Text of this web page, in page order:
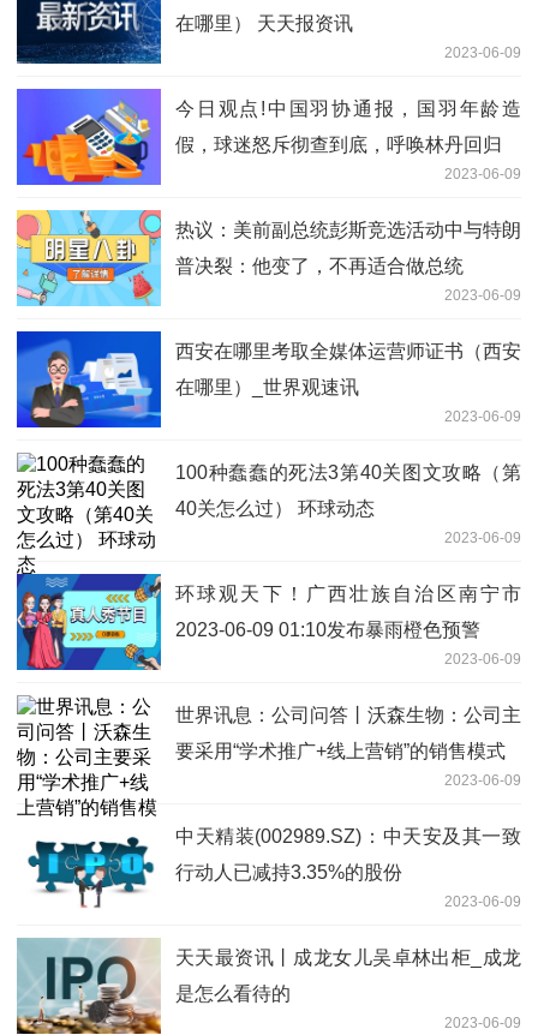
在哪里） 天天报资讯
2023-06-09
今日观点!中国羽协通报，国羽年龄造
假，球迷怒斥彻查到底，呼唤林丹回归
2023-06-09
热议：美前副总统彭斯竞选活动中与特朗
普决裂：他变了，不再适合做总统
2023-06-09
西安在哪里考取全媒体运营师证书（西安
在哪里）_世界观速讯
2023-06-09
100种蠢蠢的死法3第40关图文攻略（第
40关怎么过） 环球动态
2023-06-09
环球观天下！广西壮族自治区南宁市
2023-06-09 01:10发布暴雨橙色预警
2023-06-09
世界讯息：公司问答丨沃森生物：公司主
要采用“学术推广+线上营销”的销售模式
2023-06-09
中天精装(002989.SZ)：中天安及其一致
行动人已减持3.35%的股份
2023-06-09
天天最资讯丨成龙女儿吴卓林出柜_成龙
是怎么看待的
2023-06-09